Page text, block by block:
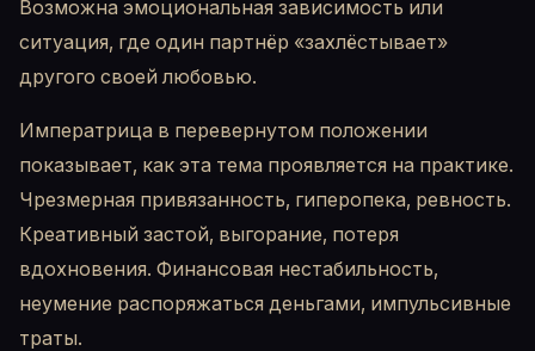
Возможна эмоциональная зависимость или
ситуация, где один партнёр «захлёстывает»
другого своей любовью.
Императрица в перевернутом положении
показывает, как эта тема проявляется на практике.
Чрезмерная привязанность, гиперопека, ревность.
Креативный застой, выгорание, потеря
вдохновения. Финансовая нестабильность,
неумение распоряжаться деньгами, импульсивные
траты.